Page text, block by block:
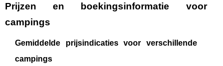
Prijzen en boekingsinformatie voor
campings
Gemiddelde prijsindicaties voor verschillende
campings